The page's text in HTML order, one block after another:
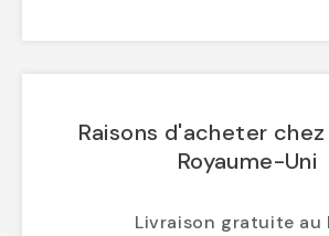
Raisons d'acheter chez
Royaume-Uni
Livraison gratuite au